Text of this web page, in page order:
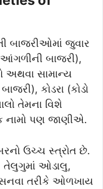
બાજરીઓમાં જુવાર
બાજરી),
અથવા સામાન્ય
કોડરા (કોડો
તેમના વિશે
નામો પણ જાણીએ.
ઉચ્ચ સ્ત્રોત છે.
તેલુગુમાં ઓડાલુ,
સનવા તરીકે ઓળખાય